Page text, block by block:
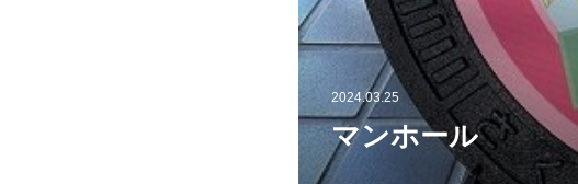
2024.03.25
マンホール